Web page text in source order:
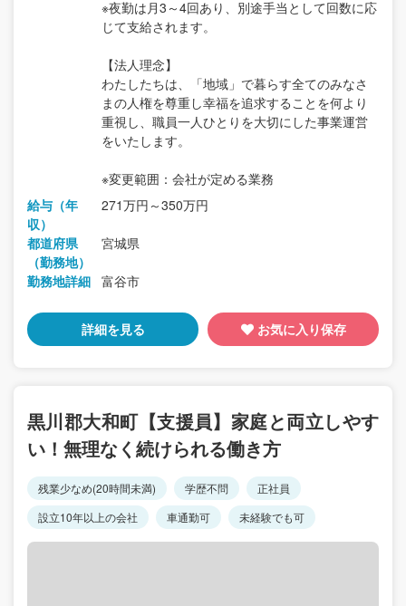
※夜勤は月3～4回あり、別途手当として回数に応
じて支給されます。
【法人理念】
わたしたちは、「地域」で暮らす全てのみなさ
まの人権を尊重し幸福を追求することを何より
重視し、職員一人ひとりを大切にした事業運営
をいたします。
※変更範囲：会社が定める業務
給与（年
収）
271万円～350万円
都道府県
（勤務地）
宮城県
勤務地詳細 富谷市
詳細を見る お気に入り保存
黒川郡大和町【支援員】家庭と両立しやす
い！無理なく続けられる働き方
残業少なめ(20時間未満) 学歴不問
正社員
設立10年以上の会社
車通勤可 未経験でも可